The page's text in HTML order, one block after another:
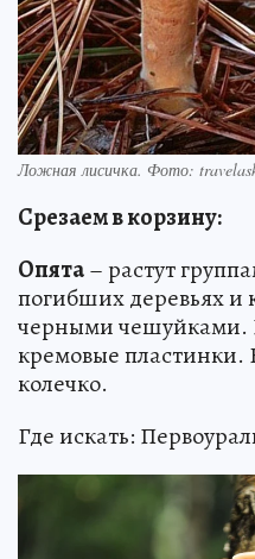
Ложная лисичка. Фото:
Срезаем в корзину:
Опята– растут
погибших деревьях
черными чешуйками.
кремовые пластинки.
колечко.
Где искать: